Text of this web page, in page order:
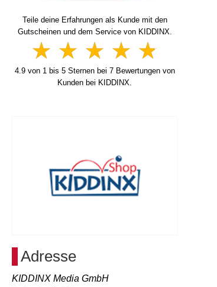
Teile deine Erfahrungen als Kunde mit den
Gutscheinen und dem Service von KIDDINX.
4.9von 1bis 5Sternen bei 7Bewertungen von
Kunden bei KIDDINX.
Adresse
KIDDINX Media GmbH